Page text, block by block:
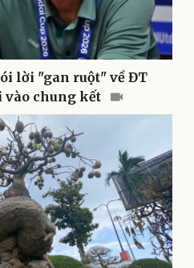
lời "gan ruột" về ĐT
vào chung kết